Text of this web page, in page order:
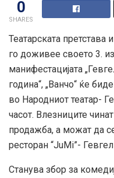
0
SHARES
Театарската претстава
го доживее своето 3.
манифестацијата
година“, „Ванчо“ ќе
во Народниот театар-
часот. Влезниците
продажба, а можат да
ресторан “ЈuMi”-
Станува збор за